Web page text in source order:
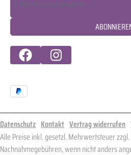
Datenschutz Kontakt Vertrag widerrufen
Alle Preise inkl. gesetzl. Mehrwertsteuer zzgl.
Nachnahmegebühren, wenn nicht anders